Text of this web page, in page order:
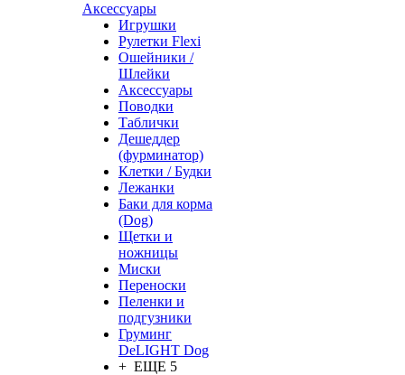
Аксессуары
Игрушки
Рулетки Flexi
Ошейники /
Шлейки
Аксессуары
Поводки
Таблички
Дешеддер
(фурминатор)
Клетки / Будки
Лежанки
Баки для корма
(Dog)
Щетки и
ножницы
Миски
Переноски
Пеленки и
подгузники
Груминг
DeLIGHT Dog
+ ЕЩЕ 5